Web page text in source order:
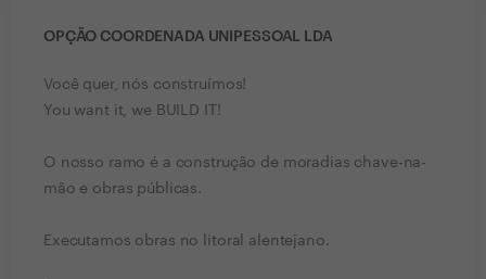
OPÇÃO COORDENADA UNIPESSOAL LDA
Você quer, nós construímos!
You want it, we BUILD IT!
O nosso ramo é a construção de moradias chave-na-
mão e obras públicas.
Executamos obras no litoral alentejano.